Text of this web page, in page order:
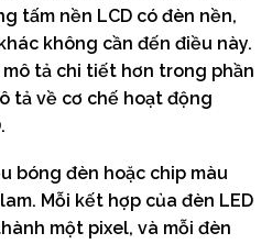
tấm nền LCD có đèn nền,
không cần đến điều này.
tả chi tiết hơn trong phần
tả về cơ chế hoạt động
bóng đèn hoặc chip màu
Mỗi kết hợp của đèn LED
một pixel, và mỗi đèn